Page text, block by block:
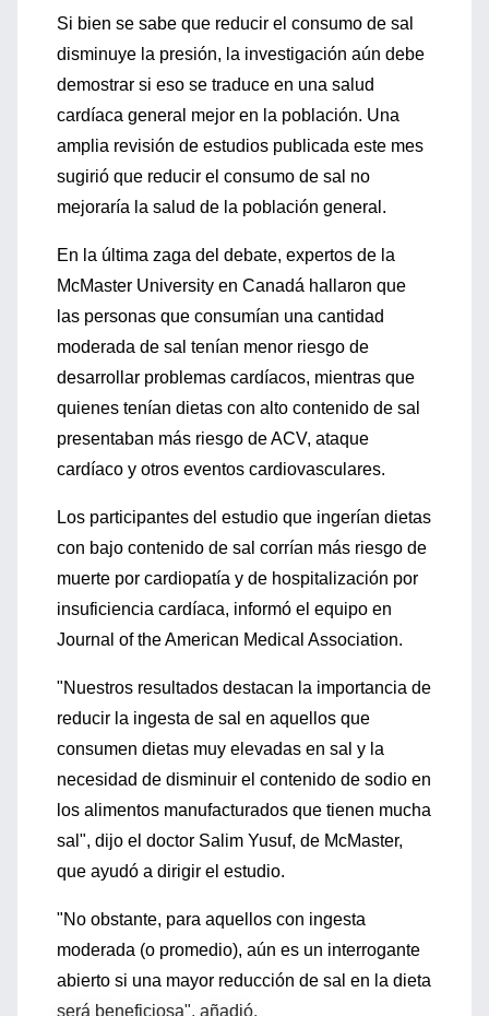
Si bien se sabe que reducir el consumo de sal
disminuye la presión, la investigación aún debe
demostrar si eso se traduce en una salud
cardíaca general mejor en la población. Una
amplia revisión de estudios publicada este mes
sugirió que reducir el consumo de sal no
mejoraría la salud de la población general.
En la última zaga del debate, expertos de la
McMaster University en Canadá hallaron que
las personas que consumían una cantidad
moderada de sal tenían menor riesgo de
desarrollar problemas cardíacos, mientras que
quienes tenían dietas con alto contenido de sal
presentaban más riesgo de ACV, ataque
cardíaco y otros eventos cardiovasculares.
Los participantes del estudio que ingerían dietas
con bajo contenido de sal corrían más riesgo de
muerte por cardiopatía y de hospitalización por
insuficiencia cardíaca, informó el equipo en
Journal of the American Medical Association.
"Nuestros resultados destacan la importancia de
reducir la ingesta de sal en aquellos que
consumen dietas muy elevadas en sal y la
necesidad de disminuir el contenido de sodio en
los alimentos manufacturados que tienen mucha
sal", dijo el doctor Salim Yusuf, de McMaster,
que ayudó a dirigir el estudio.
"No obstante, para aquellos con ingesta
moderada (o promedio), aún es un interrogante
abierto si una mayor reducción de sal en la dieta
será beneficiosa", añadió.